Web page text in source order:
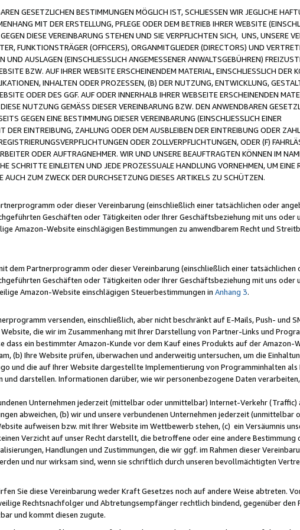
GESETZLICHEN BESTIMMUNGEN MÖGLICH IST, SCHLIESSEN WIR JEGLICHE
MIT DER ERSTELLUNG, PFLEGE ODER DEM BETRIEB IHRER WEBSITE
DIESE VEREINBARUNG STEHEN UND SIE VERPFLICHTEN SICH, UNS, UNSERE
FUNKTIONSTRÄGER (OFFICERS), ORGANMITGLIEDER (DIRECTORS) UND
AUSLAGEN (EINSCHLIESSLICH ANGEMESSENER ANWALTSGEBÜHREN)
BZW. AUF IHRER WEBSITE ERSCHEINENDEM MATERIAL, EINSCHLIESSLICH DER
INHALTEN ODER PROZESSEN, (B) DER NUTZUNG, ENTWICKLUNG,
ODER DES GGF. AUF ODER INNERHALB IHRER WEBSEITE ERSCHEINENDEN
NUTZUNG GEMÄSS DIESER VEREINBARUNG BZW. DEN ANWENDBAREN
GEGEN EINE BESTIMMUNG DIESER VEREINBARUNG (EINSCHLIESSLICH EINER
EINTREIBUNG, ZAHLUNG ODER DEM AUSBLEIBEN DER EINTREIBUNG ODER
ODER ZOLLVERPFLICHTUNGEN, ODER (F)
ODER AUFTRAGNEHMER. WIR UND UNSERE BEAUFTRAGTEN KÖNNEN IM
SCHRITTE EINLEITEN UND JEDE PROZESSUALE HANDLUNG VORNEHMEN, UM EINE
ZUM ZWECK DER DURCHSETZUNG DIESES ARTIKELS ZU SCHÜTZEN.
oder dieser Vereinbarung (einschließlich einer tatsächlichen oder
Geschäften oder Tätigkeiten oder Ihrer Geschäftsbeziehung mit uns oder
Amazon-Website einschlägigen Bestimmungen zu anwendbarem Recht und
dem Partnerprogramm oder dieser Vereinbarung (einschließlich einer tatsächlichen
Geschäften oder Tätigkeiten oder Ihrer Geschäftsbeziehung mit uns oder
Amazon-Website einschlägigen Steuerbestimmungen in Anhang 3.
versenden, einschließlich, aber nicht beschränkt auf E-Mails, Push- und
die wir im Zusammenhang mit Ihrer Darstellung von Partner-Links und
dass ein bestimmter Amazon-Kunde vor dem Kauf eines Produkts auf der Amazon-
(b) Ihre Website prüfen, überwachen und anderweitig untersuchen, um die
und die auf Ihrer Website dargestellte Implementierung von Programminhalten
darstellen. Informationen darüber, wie wir personenbezogene Daten
Unternehmen jederzeit (mittelbar oder unmittelbar) Internet-Verkehr (Traffic)
abweichen, (b) wir und unsere verbundenen Unternehmen jederzeit (unmittelbar
aufweisen bzw. mit Ihrer Website im Wettbewerb stehen, (c) ein Versäumnis
Verzicht auf unser Recht darstellt, die betroffene oder eine andere Bestimmung
Handlungen und Zustimmungen, die wir ggf. im Rahmen dieser
und nur wirksam sind, wenn sie schriftlich durch unseren bevollmächtigten
Sie diese Vereinbarung weder Kraft Gesetzes noch auf andere Weise abtreten.
Rechtsnachfolger und Abtretungsempfänger rechtlich bindend, gegenüber den
und kommt diesen zugute.